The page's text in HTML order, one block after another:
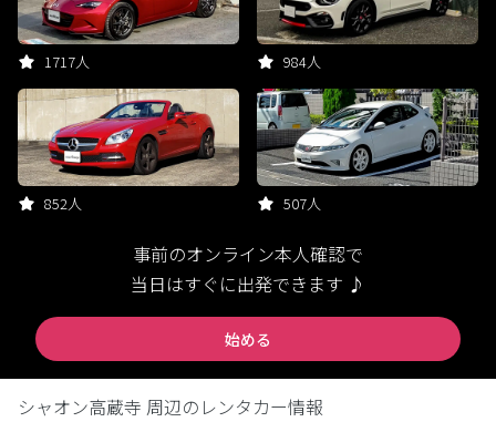
1717人 984人
852人 507人
事前のオンライン本人確認で
当日はすぐに出発できます ♪
始める
シャオン高蔵寺 周辺のレンタカー情報